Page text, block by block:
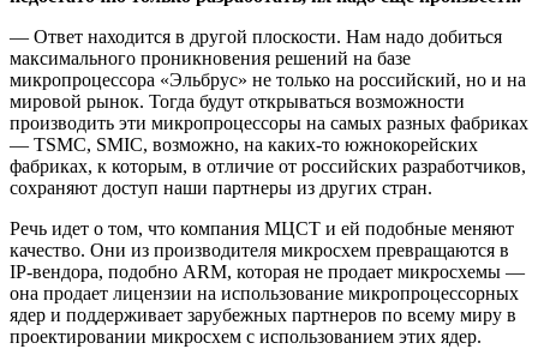
— Ответ находится в другой плоскости. Нам надо добиться
максимального проникновения решений на базе
микропроцессора «Эльбрус» не только на российский, но и на
мировой рынок. Тогда будут открываться возможности
производить эти микропроцессоры на самых разных фабриках
— TSMC, SMIC, возможно, на каких-то южнокорейских
фабриках, к которым, в отличие от российских разработчиков,
сохраняют доступ наши партнеры из других стран.
Речь идет о том, что компания МЦСТ и ей подобные меняют
качество. Они из производителя микросхем превращаются в
IP-вендора, подобно ARM, которая не продает микросхемы —
она продает лицензии на использование микропроцессорных
ядер и поддерживает зарубежных партнеров по всему миру в
проектировании микросхем с использованием этих ядер.